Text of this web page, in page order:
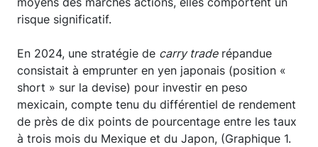
risque significatif.
En 2024, une stratégie de carry traderépandue
consistait à emprunter en yen japonais (position «
short » sur la devise) pour investir en peso
mexicain, compte tenu du différentiel de rendement
de près de dix points de pourcentage entre les taux
à trois mois du Mexique et du Japon, (Graphique 1.